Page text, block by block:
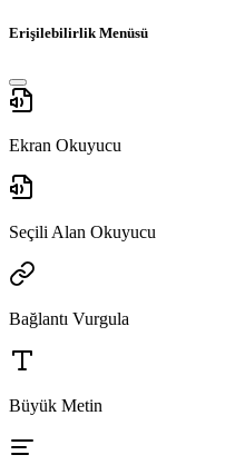
Erişilebilirlik Menüsü
Ekran Okuyucu
Seçili Alan Okuyucu
Bağlantı Vurgula
Büyük Metin